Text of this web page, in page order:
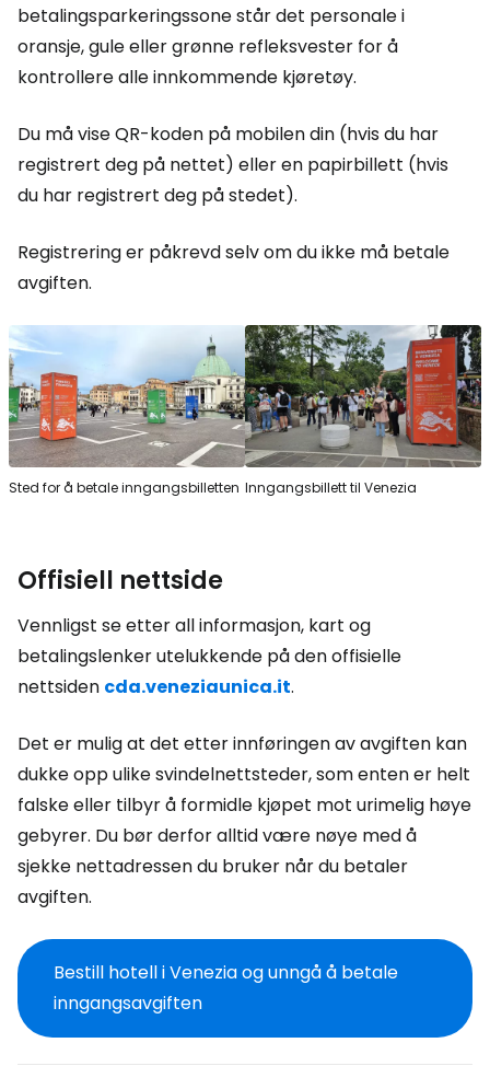
betalingsparkeringssone står det personale i
oransje, gule eller grønne refleksvester for å
kontrollere alle innkommende kjøretøy.
Du må vise QR-koden på mobilen din (hvis du har
registrert deg på nettet) eller en papirbillett (hvis
du har registrert deg på stedet).
Registrering er påkrevd selv om du ikke må betale
avgiften.
Sted for å betale inngangsbilletten Inngangsbillett til Venezia
Offisiell nettside
Vennligst se etter all informasjon, kart og
betalingslenker utelukkende på den offisielle
nettsiden cda.veneziaunica.it.
Det er mulig at det etter innføringen av avgiften kan
dukke opp ulike svindelnettsteder, som enten er helt
falske eller tilbyr å formidle kjøpet mot urimelig høye
gebyrer. Du bør derfor alltid være nøye med å
sjekke nettadressen du bruker når du betaler
avgiften.
Bestill hotell i Venezia og unngå å betale
inngangsavgiften